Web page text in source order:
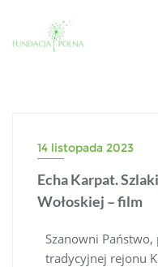
14 listopada 2023
Echa Karpat.
Wołoskiej – film
Szanowni
tradycyjnej rejonu